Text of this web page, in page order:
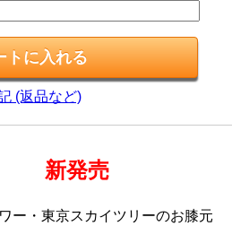
(返品など)
新発売
ー・東京スカイツリーのお膝元